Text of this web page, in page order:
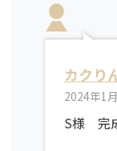
カクり
2024年1
S様 完